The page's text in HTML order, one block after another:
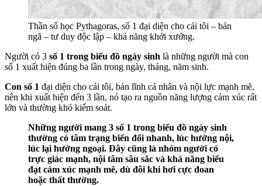
Thần số học Pythagoras, số 1 đại diện cho cái tôi – bản
ngã – tư duy độc lập – khả năng khởi xướng.
Người có 3 số 1 trong biểu đồ ngày sinh là những người mà con
số 1 xuất hiện đúng ba lần trong ngày, tháng, năm sinh.
Con số 1 đại diện cho cái tôi, bản lĩnh cá nhân và nội lực mạnh mẽ,
nên khi xuất hiện đến 3 lần, nó tạo ra nguồn năng lượng cảm xúc rất
lớn và thường khó kiểm soát.
Những người mang 3 số 1 trong biểu đồ ngày sinh
thường có tâm trạng biến đổi nhanh, lúc hướng nội,
lúc lại hướng ngoại. Đây cũng là nhóm người có
trực giác mạnh, nội tâm sâu sắc và khả năng biểu
đạt cảm xúc mạnh mẽ, dù đôi khi hơi cực đoan
hoặc thất thường.